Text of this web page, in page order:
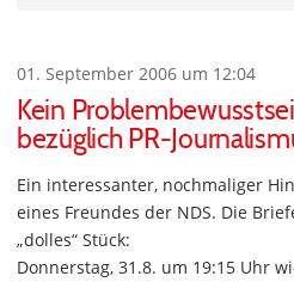
01. September 2006 um 12:04
Kein
bezüglich PR-
Ein interessanter, nochmaliger
eines Freundes der NDS. Die
„dolles“ Stück:
Donnerstag, 31.8. um 19:15 Uhr